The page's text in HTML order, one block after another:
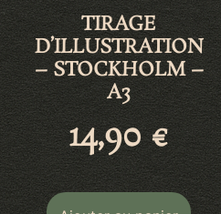
TIRAGE
D’ILLUSTRATION
– STOCKHOLM –
A3
14,90€